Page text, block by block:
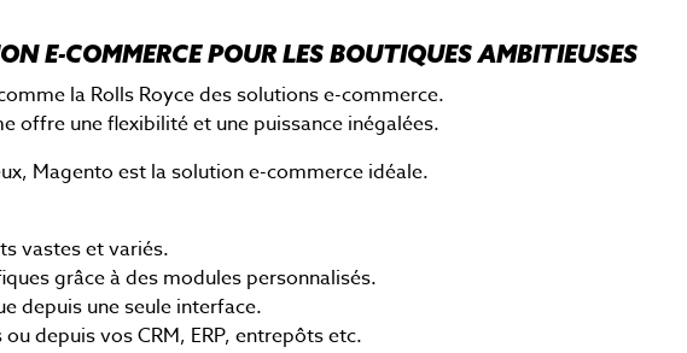
E-COMMERCE POUR LES BOUTIQUES AMBITIEUSES
la Rolls Royce des solutions e-commerce.
offre une flexibilité et une puissance inégalées.
Magento est la solution e-commerce idéale.
vastes et variés.
grâce à des modules personnalisés.
depuis une seule interface.
depuis vos CRM, ERP, entrepôts etc.